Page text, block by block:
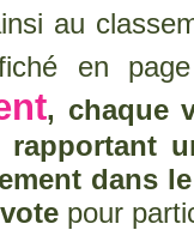
au
en
, chaque
dans
pour